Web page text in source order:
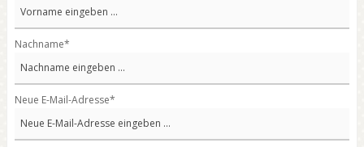
Nachname*
Neue E-Mail-Adresse*